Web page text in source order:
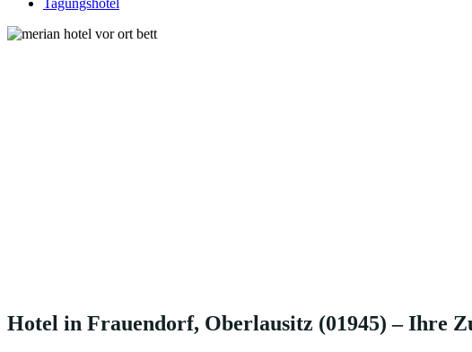
Tagungshotel
Hotel in Frauendorf, Oberlausitz (01945) – Ihre